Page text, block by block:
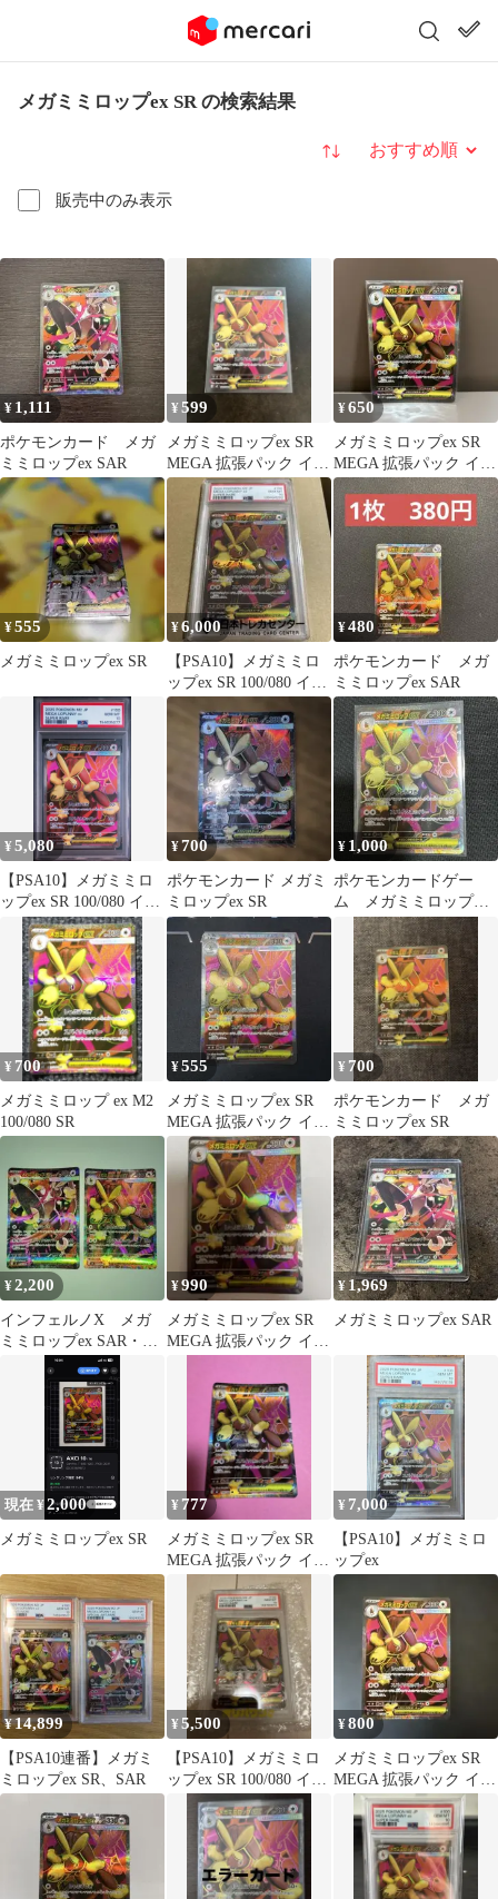
メガミミロップex SR の検索結果
販売中のみ表示
並び替え
¥ 1,111
ポケモンカード メガ
ミミロップex SAR
¥599
メガミミロップex SR
MEGA 拡張パック イン
フェルノX 100/080
¥650
メガミミロップex SR
MEGA 拡張パック イン
フェルノX 100/080
¥555
メガミミロップex SR
¥6,000
【PSA10】メガミミロ
ップex SR 100/080 イン
フェルノX
¥480
ポケモンカード メガ
ミミロップex SAR
¥5,080
【PSA10】メガミミロ
ップex SR 100/080 イン
フェルノX
¥700
ポケモンカード メガミ
ミロップex SR
¥ 1,000
ポケモンカードゲー
ム メガミミロップ
¥ 700
メガミミロップ ex M2
100/080 SR
¥555
メガミミロップex SR
MEGA 拡張パック イン
フェルノX 100/080
¥ 700
ポケモンカード メガ
ミミロップex SR
¥2,200
インフェルノX メガ
ミミロップex SAR・SR
2枚セット
¥990
メガミミロップex SR
MEGA 拡張パック イン
¥ 1,969
メガミミロップex SAR
現在 ¥2,000
メガミミロップex SR
¥ 777
メガミミロップex SR
MEGA 拡張パック イン
フェルノX 100/080
¥ 7,000
【PSA10】メガミミロ
ップex
¥14,899
【PSA10連番】メガミ
ミロップex SR、SAR
¥5,500
【PSA10】メガミミロ
ップex SR 100/080 イン
フェルノX
¥800
メガミミロップex SR
MEGA 拡張パック イン
フェルノX 100/080